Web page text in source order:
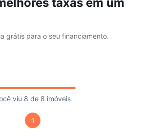
grátis para o seu financiamento.
viu 8 de 8 imóveis
1